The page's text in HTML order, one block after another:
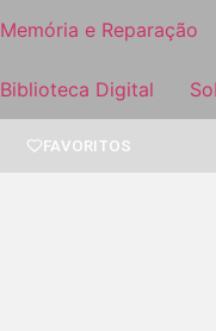
Memória e Reparação
Biblioteca Digital
FAVORITOS